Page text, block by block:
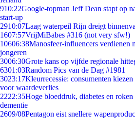
910:22Google-topman Jeff Dean stapt op
start-up
2910:07Laag waterpeil Rijn dreigt
1607:57VrijMiBabes #316 (not very sfw!)
10606:38Manosfeer-influencers verdienen
jongeren
3006:30Grote kans op vijfde regionale
6301:03Random Pics van de Dag #1981
3023:17Kleurrecessie: consumenten
voor waardeverlies
2222:35Hoge bloeddruk, diabetes en
dementie
2609/08Pentagon eist snellere